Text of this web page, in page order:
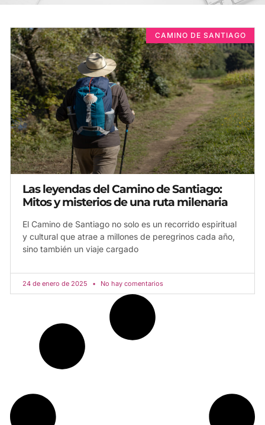
CAMINO DE SANTIAGO
Las leyendas del Camino de Santiago:
Mitos y misterios de una ruta milenaria
El Camino de Santiago no solo es un recorrido espiritual
y cultural que atrae a millones de peregrinos cada año,
sino también un viaje cargado
24 de enero de 2025 No hay comentarios